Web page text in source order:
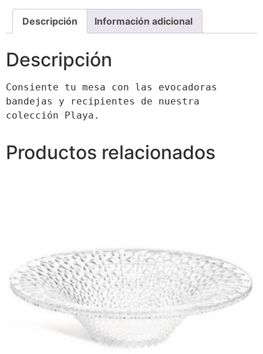
Descripción Información adicional
Descripción
Consiente tu mesa con las evocadoras
bandejas y recipientes de nuestra
colección Playa.
Productos relacionados